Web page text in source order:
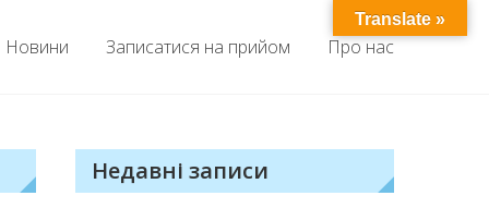
Новини Записатися на прийом Про нас
Недавні записи
Translate »